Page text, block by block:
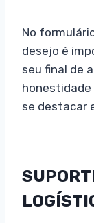
No
desejo é
seu final de
honestidade
se destacar